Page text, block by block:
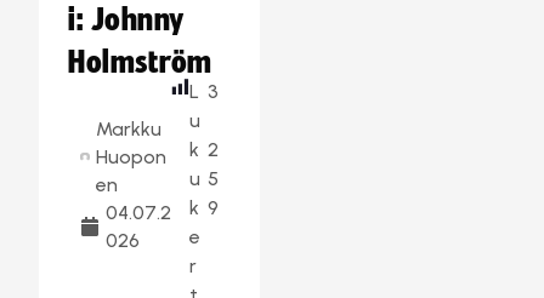
i: Johnny
Holmström
Markku
Huopon
en
04.07.2
026
L
u
k
u
k
e
r
3
2
5
9